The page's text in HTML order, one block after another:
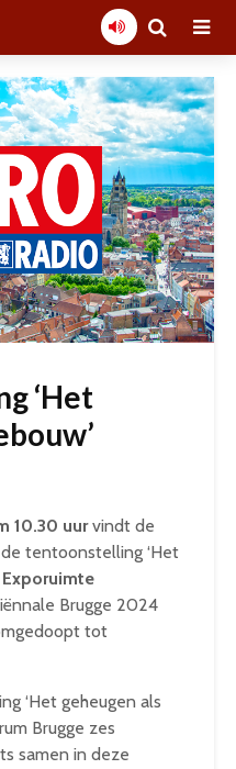
‘Het
10.30 uurvindt de
tentoonstelling ‘Het
Exporuimte
Brugge 2024
tot
‘Het geheugen als
Brugge zes
samen in deze